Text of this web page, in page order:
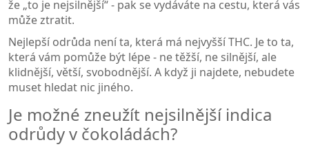
že „to je nejsilnější“ - pak se vydáváte na cestu, která vás
může ztratit.
Nejlepší odrůda není ta, která má nejvyšší THC. Je to ta,
která vám pomůže být lépe - ne těžší, ne silnější, ale
klidnější, větší, svobodnější. A když ji najdete, nebudete
muset hledat nic jiného.
Je možné zneužít nejsilnější indica
odrůdy v čokoládách?